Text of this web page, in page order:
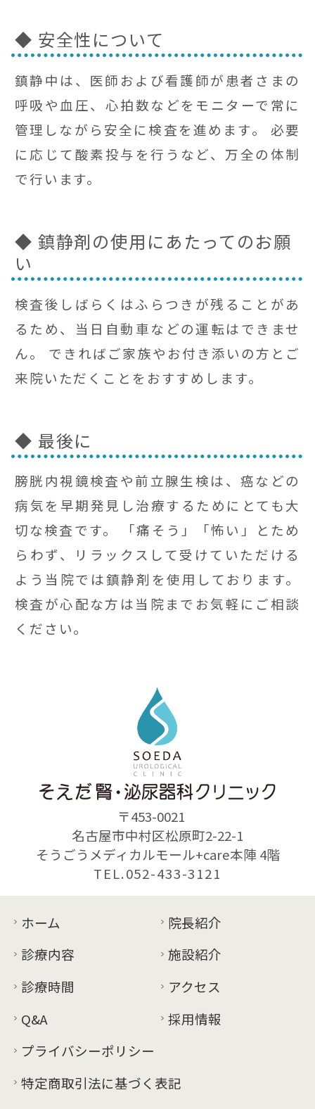
◆ 安全性について
鎮静中は、医師および看護師が患者さまの
呼吸や血圧、心拍数などをモニターで常に
管理しながら安全に検査を進めます。 必要
に応じて酸素投与を行うなど、万全の体制
で行います。
◆ 鎮静剤の使用にあたってのお願
い
検査後しばらくはふらつきが残ることがあ
るため、当日自動車などの運転はできませ
ん。 できればご家族やお付き添いの方とご
来院いただくことをおすすめします。
◆ 最後に
膀胱内視鏡検査や前立腺生検は、癌などの
病気を早期発見し治療するためにとても大
切な検査です。 「痛そう」「怖い」とため
らわず、リラックスして受けていただける
よう当院では鎮静剤を使用しております。
検査が心配な方は当院までお気軽にご相談
ください。
〒453-0021
名古屋市中村区松原町2-22-1
そうごうメディカルモール+care本陣 4階
TEL.052-433-3121
ホーム
院長紹介
診療内容
施設紹介
診療時間
アクセス
Q&A
採用情報
プライバシーポリシー
特定商取引法に基づく表記